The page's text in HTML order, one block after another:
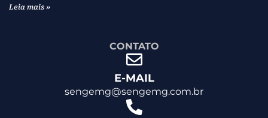
Leia mais »
CONTATO
E-MAIL
sengemg@sengemg.com.br